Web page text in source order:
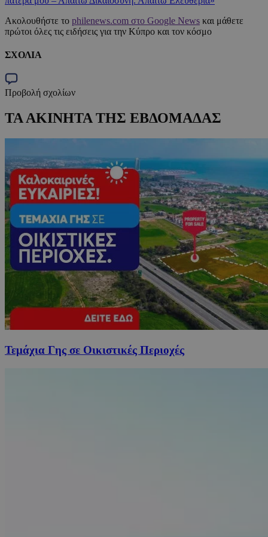
Ακολουθήστε το philenews.com στο Google News και μάθετε
πρώτοι όλες τις ειδήσεις για την Κύπρο και τον κόσμο
ΣΧΟΛΙΑ
Προβολή σχολίων
ΤΑ ΑΚΙΝΗΤΑ ΤΗΣ ΕΒΔΟΜΑΔΑΣ
Τεμάχια Γης σε Οικιστικές Περιοχές